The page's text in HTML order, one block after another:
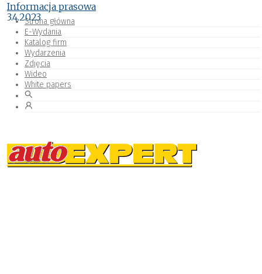
Strona główna
E-Wydania
Katalog firm
Wydarzenia
Zdjęcia
Wideo
White papers
Informacja prasowa
3.4.2023